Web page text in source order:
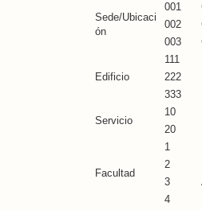
Sede/Ubicaci
ón
001
002
003
Edificio
111
222
333
Servicio
10
20
Facultad
1
2
3
4